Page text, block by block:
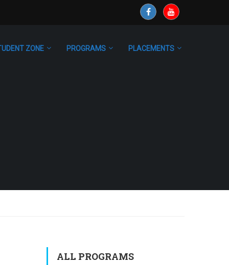
ZONE PROGRAMS PLACEMENTS
ALL PROGRAMS